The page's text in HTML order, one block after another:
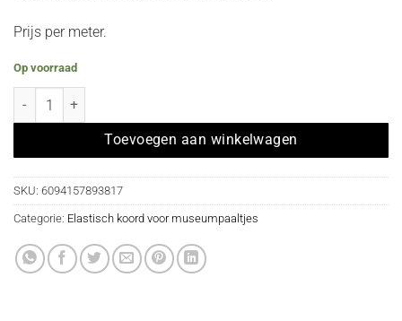
Prijs per meter.
Op voorraad
Elastisch koord per meter voor museumpaal - ø 6mm legergroen
Toevoegen aan winkelwagen
SKU: 6094157893817
Categorie: Elastisch koord voor museumpaaltjes